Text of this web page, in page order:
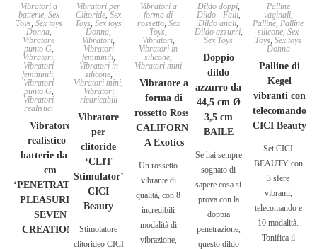
Vibratori a
batterie, Sex
Toys Sex toys
Donna,
Vibratore
punto G
Vibratori,
Vibratori
femminili
Vibratori
punto G
Vibratori
realistici
Vibratore
realistico a
batterie da 19
cm
‘PENETRATING
PLEASURES’
SEVEN
CREATIONS
Vibratori per
Clitoride ,Sex
Toys ,Sex toys
Donna
Vibratori
Vibratori
femminili,
Vibratori in
silicone,
Vibratori mini
Vibratori
ricaricabili
Vibratore
per
clitoride
‘CLIT
Stimulator’
CICI
Beauty
Stimolatore
clitorideo CICI
Vibratori a
forma di
rossetto, Sex
Toys
Vibratori,
Vibratori in
silicone
Vibratori mini
Vibratore a
forma di
rossetto Rosso
CALIFORNI
A Exotics
Un rossetto
vibrante di
qualità, con 8
incredibili
modalità di
vibrazione,
Dildo doppi,
Dildo - Falli,
Dildo anali
Dildo azzurri,
Sex Toys
Doppio
dildo
azzurro da
44,5 cm Ø
3,5 cm
BAILE
Se hai sempre
sognato di
sapere cosa si
prova con la
doppia
penetrazione,
questo dildo
Palline
vaginali,
Palline Palline
silicone ,Sex
Toys ,Sex toys
Donna
Palline di
Kegel
vibranti con
telecomando
CICI Beauty
Set CICI
BEAUTY con
3 sfere
vibranti,
telecomando e
10 modalità.
Tonifica il